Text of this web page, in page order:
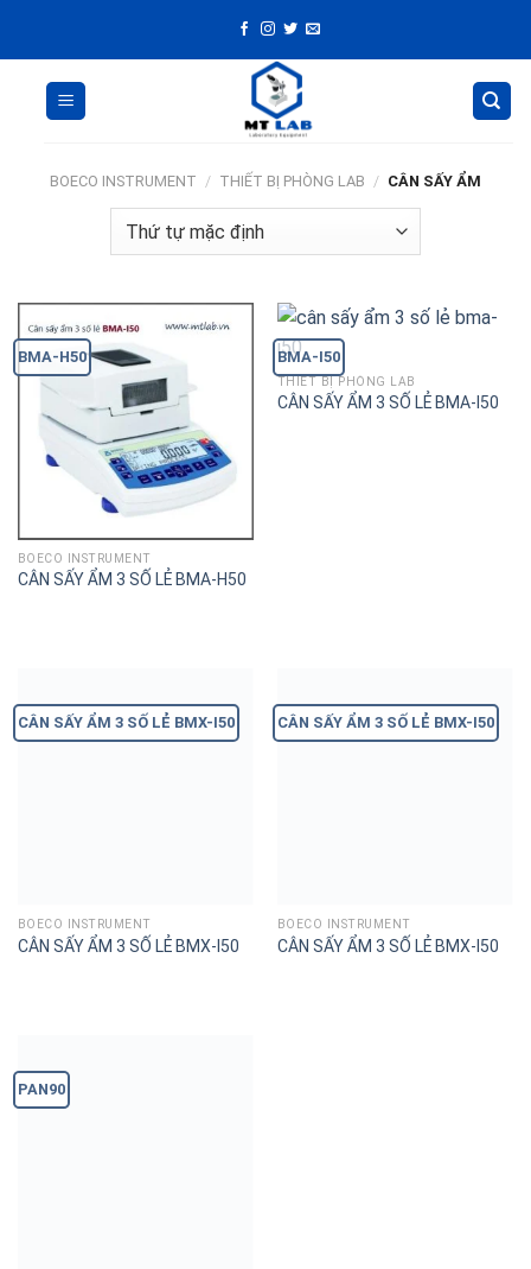
BOECO INSTRUMENT / THIẾT BỊ PHÒNG LAB / CÂN SẤY ẨM
BMA-H50
BOECO INSTRUMENT
CÂN SẤY ẨM 3 SỐ LẺ BMA-H50
BMA-I50
THIẾT BỊ PHÒNG LAB
CÂN SẤY ẨM 3 SỐ LẺ BMA-I50
CÂN SẤY ẨM 3 SỐ LẺ BMX-I50
BOECO INSTRUMENT
CÂN SẤY ẨM 3 SỐ LẺ BMX-I50
CÂN SẤY ẨM 3 SỐ LẺ BMX-I50
BOECO INSTRUMENT
CÂN SẤY ẨM 3 SỐ LẺ BMX-I50
PAN90